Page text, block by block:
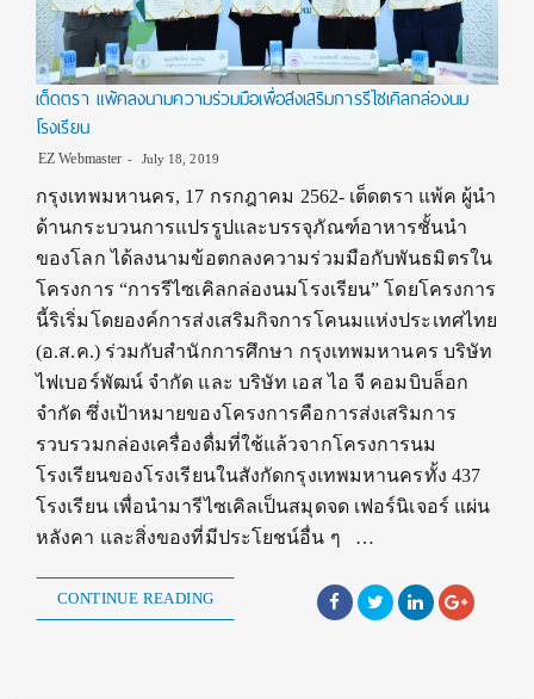
เต็ดตรา แพ้คลงนามความร่วมมือเพื่อส่งเสริมการรีไซเคิลกล่องนม
โรงเรียน
EZ Webmaster July 18, 2019
กรุงเทพมหานคร, 17 กรกฎาคม 2562- เต็ดตรา แพ้ค ผู้นำ
ด้านกระบวนการแปรรูปและบรรจุภัณฑ์อาหารชั้นนำ
ของโลก ได้ลงนามข้อตกลงความร่วมมือกับพันธมิตรใน
โครงการ “การรีไซเคิลกล่องนมโรงเรียน” โดยโครงการ
นี้ริเริ่มโดยองค์การส่งเสริมกิจการโคนมแห่งประเทศไทย
(อ.ส.ค.) ร่วมกับสำนักการศึกษา กรุงเทพมหานคร บริษัท
ไฟเบอร์พัฒน์ จำกัด และ บริษัท เอส ไอ จี คอมบิบล็อก
จำกัด ซึ่งเป้าหมายของโครงการคือการส่งเสริมการ
รวบรวมกล่องเครื่องดื่มที่ใช้แล้วจากโครงการนม
โรงเรียนของโรงเรียนในสังกัดกรุงเทพมหานครทั้ง 437
โรงเรียน เพื่อนำมารีไซเคิลเป็นสมุดจด เฟอร์นิเจอร์ แผ่น
หลังคา และสิ่งของที่มีประโยชน์อื่น ๆ …
CONTINUE READING